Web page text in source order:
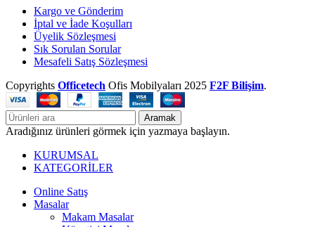
Kargo ve Gönderim
İptal ve İade Koşulları
Üyelik Sözleşmesi
Sık Sorulan Sorular
Mesafeli Satış Sözleşmesi
Copyrights Officetech Ofis Mobilyaları 2025 F2F Bilişim.
Aramak
Aradığınız ürünleri görmek için yazmaya başlayın.
KURUMSAL
KATEGORİLER
Online Satış
Masalar
Makam Masalar